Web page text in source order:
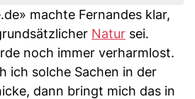
machte Fernandes klar,
Natur sei.
noch immer verharmlost.
ich solche Sachen in der
dann bringt mich das in